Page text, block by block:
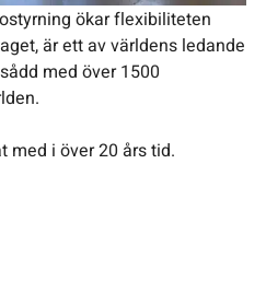
ökar flexibiliteten
är ett av världens ledande
med över 1500
med i över 20 års tid.